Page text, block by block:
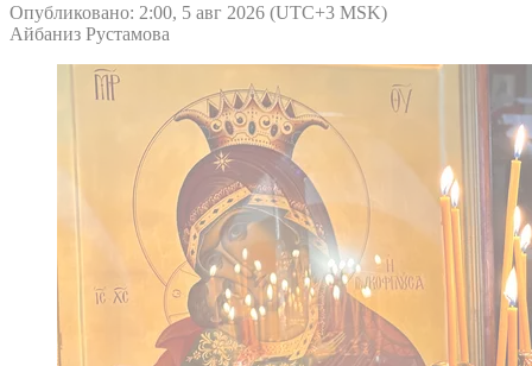
Опубликовано: 2:00, 5 авг 2026 (UTC+3 MSK)
Айбаниз Рустамова